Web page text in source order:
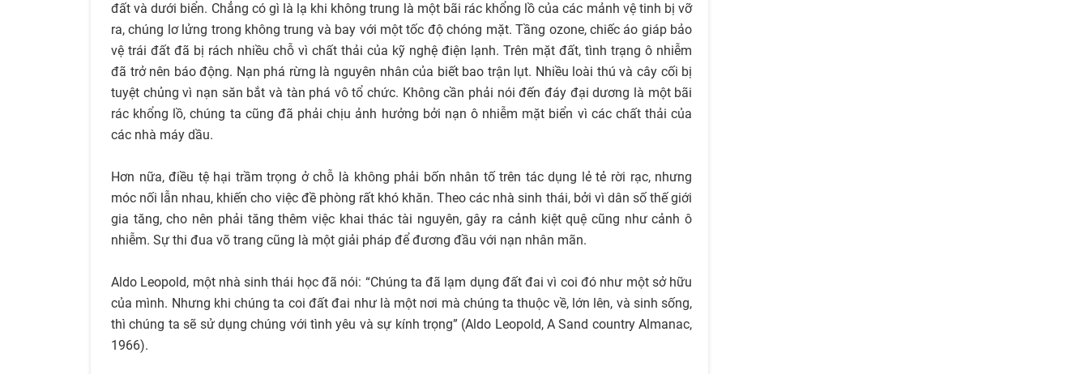
đất và dưới biển. Chẳng có gì là lạ khi không trung là một bãi rác khổng lồ của các mảnh vệ tinh bị vỡ
ra, chúng lơ lửng trong không trung và bay với một tốc độ chóng mặt. Tầng ozone, chiếc áo giáp bảo
vệ trái đất đã bị rách nhiều chỗ vì chất thải của kỹ nghệ điện lạnh. Trên mặt đất, tình trạng ô nhiễm
đã trở nên báo động. Nạn phá rừng là nguyên nhân của biết bao trận lụt. Nhiều loài thú và cây cối bị
tuyệt chủng vì nạn săn bắt và tàn phá vô tổ chức. Không cần phải nói đến đáy đại dương là một bãi
rác khổng lồ, chúng ta cũng đã phải chịu ảnh hưởng bởi nạn ô nhiễm mặt biển vì các chất thải của
các nhà máy dầu.
Hơn nữa, điều tệ hại trầm trọng ở chỗ là không phải bốn nhân tố trên tác dụng lẻ tẻ rời rạc, nhưng
móc nối lẫn nhau, khiến cho việc đề phòng rất khó khăn. Theo các nhà sinh thái, bởi vì dân số thế giới
gia tăng, cho nên phải tăng thêm việc khai thác tài nguyên, gây ra cảnh kiệt quệ cũng như cảnh ô
nhiễm. Sự thi đua võ trang cũng là một giải pháp để đương đầu với nạn nhân mãn.
Aldo Leopold, một nhà sinh thái học đã nói: “Chúng ta đã lạm dụng đất đai vì coi đó như một sở hữu
của mình. Nhưng khi chúng ta coi đất đai như là một nơi mà chúng ta thuộc về, lớn lên, và sinh sống,
thì chúng ta sẽ sử dụng chúng với tình yêu và sự kính trọng” (Aldo Leopold, A Sand country Almanac,
1966).